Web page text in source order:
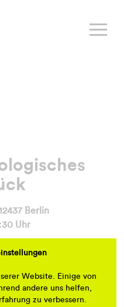
Ecke Köpenicker
Berlin
Uhr
kurze Besprechung
Personen gemeinsam
Kaffee oder Tee
Website. Einige von
andere uns helfen,
zu verbessern.